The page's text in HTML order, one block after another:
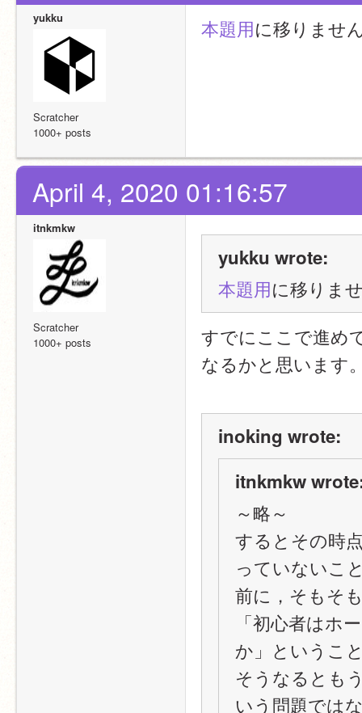
yukku
Scratcher
1000+ posts
本題用に移りませ
April 4, 2020 01:16:57
itnkmkw
Scratcher
1000+ posts
yukku wrote:
本題用に移りま
すでにここで進め
なるかと思います
inoking wrote:
itnkmkw
～略～
するとその時
っていないこ
前に，そもそ
「初心者はホ
か」というこ
そうなるとも
いう問題では